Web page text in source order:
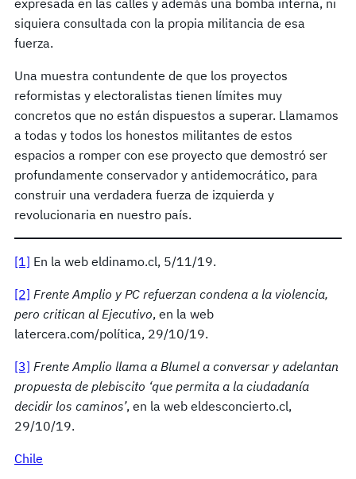
siquiera consultada con la propia militancia de esa
fuerza.
Una muestra contundente de que los proyectos
reformistas y electoralistas tienen límites muy
concretos que no están dispuestos a superar. Llamamos
a todas y todos los honestos militantes de estos
espacios a romper con ese proyecto que demostró ser
profundamente conservador y antidemocrático, para
construir una verdadera fuerza de izquierda y
revolucionaria en nuestro país.
[1] En la web eldinamo.cl, 5/11/19.
[2] Frente Amplio y PC refuerzan condena a la violencia,
pero critican al Ejecutivo, en la web
latercera.com/política, 29/10/19.
[3] Frente Amplio llama a Blumel a conversar y adelantan
propuesta de plebiscito ‘que permita a la ciudadanía
decidir los caminos’, en la web eldesconcierto.cl,
29/10/19.
Chile